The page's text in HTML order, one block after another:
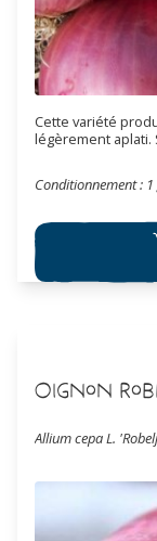
Cette variété
légèrement aplati.
Conditionnement :
Oignon
Allium cepa L.